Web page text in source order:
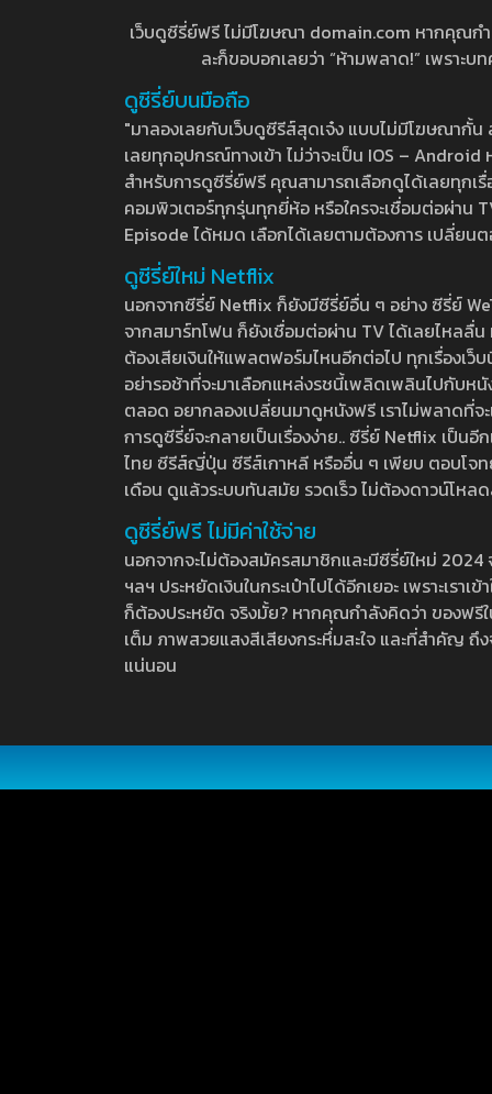
เว็บดูซีรี่ย์ฟรี ไม่มีโฆษณา domain.com หากคุณก
ละก็ขอบอกเลยว่า “ห้ามพลาด!” เพราะ
ดูซีรี่ย์บนมือถือ
"มาลองเลยกับเว็บดูซีรีส์สุดเจ๋ง แบบไม่มีโฆษณากั้
เลยทุกอุปกรณ์ทางเข้า ไม่ว่าจะเป็น IOS –
สำหรับการดูซีรี่ย์ฟรี คุณสามารถเลือกดูได้เลยทุกเ
คอมพิวเตอร์ทุกรุ่นทุกยี่ห้อ หรือใครจะเชื่อมต่อผ่าน
Episode ได้หมด เลือกได้เลยตามต้องการ เปลี่ยน
ดูซีรี่ย์ใหม่ Netflix
นอกจากซีรี่ย์ Netflix ก็ยังมีซีรี่ย์อื่น ๆ อย่าง ซีรี่ย์
จากสมาร์ทโฟน ก็ยังเชื่อมต่อผ่าน TV ได้เลยไหลลื่
ต้องเสียเงินให้แพลตฟอร์มไหนอีกต่อไป ทุกเรื่องเว็
อย่ารอช้าที่จะมาเลือกแหล่งรชนี้เพลิดเพลินไปกับห
ตลอด อยากลองเปลี่ยนมาดูหนังฟรี เราไม่พลาดที่
การดูซีรี่ย์จะกลายเป็นเรื่องง่าย.. ซีรี่ย์ Netflix เป็น
ไทย ซีรีส์ญี่ปุ่น ซีรีส์เกาหลี หรืออื่น ๆ เพียบ ตอบโจท
เดือน ดูแล้วระบบทันสมัย รวดเร็ว ไม่ต้องดาวน์โห
ดูซีรี่ย์ฟรี ไม่มีค่าใช้จ่าย
นอกจากจะไม่ต้องสมัครสมาชิกและมีซีรี่ย์ใหม่
ฯลฯ ประหยัดเงินในกระเป๋าไปได้อีกเยอะ เพราะเร
ก็ต้องประหยัด จริงมั้ย? หากคุณกำลังคิดว่า ของฟ
เต็ม ภาพสวยแสงสีเสียงกระหึ่มสะใจ และที่สำคัญ
แน่นอน